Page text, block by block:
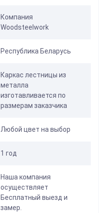
Компания
Woodsteelwork
Республика Беларусь
Каркас лестницы из
металла
изготавливается по
размерам заказчика
Любой цвет на выбор
1 год
Наша компания
осуществляет
Бесплатный выезд и
замер.